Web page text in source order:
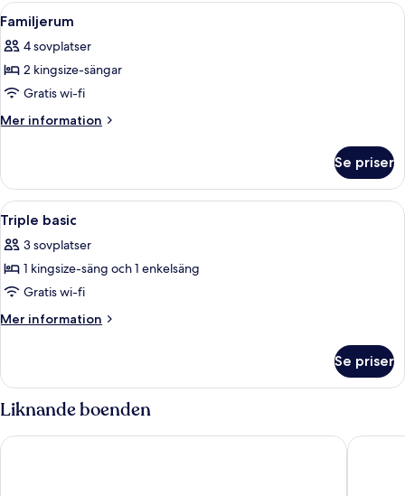
Öppna
alla
foton
för
Familjerum
Ett hotellrum med en säng, ett
4
Familjerum
4 sovplatser
2 kingsize-sängar
Gratis wi-fi
Mer information
Mer
Se priser
Öppna
alla
foton
för
Triple
basic
En snyggt bäddad säng med vita
4
Triple basic
3 sovplatser
1 kingsize-säng och 1 enkelsäng
Gratis wi-fi
Mer information
Mer
basic
Se priser
Liknande boenden
Toyoko Inn Busan Station No.1 Toyoko